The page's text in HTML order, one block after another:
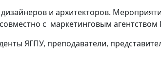
и архитекторов.
с маркетинговым агентством
ЯГПУ, преподаватели,